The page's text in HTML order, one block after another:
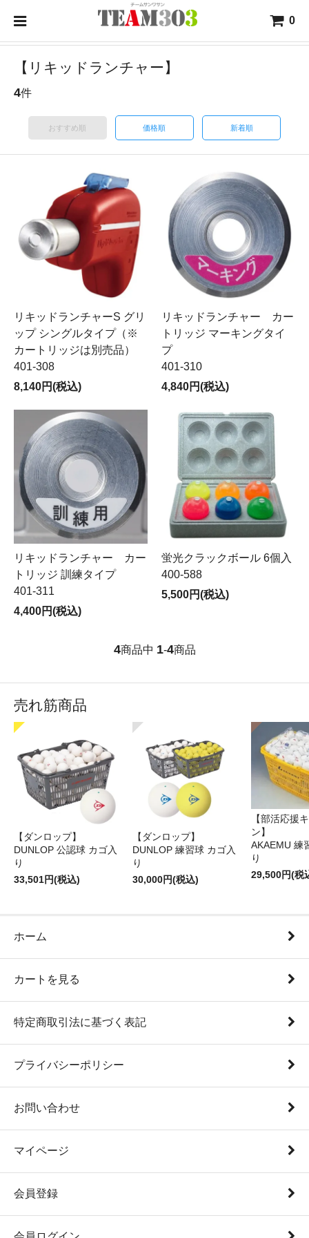
0
【リキッドランチャー】
4件
おすすめ順 価格順 新着順
リキッドランチャーS グリ
ップ シングルタイプ（※
カートリッジは別売品）
401-308
8,140円(税込)
リキッドランチャー カー
トリッジ マーキングタイ
プ
401-310
4,840円(税込)
リキッドランチャー カー
トリッジ 訓練タイプ
401-311
4,400円(税込)
蛍光クラックボール 6個入
400-588
5,500円(税込)
4商品中 1-4商品
売れ筋商品
【ダンロップ】
DUNLOP 公認球 カゴ入
り
33,501円(税込)
【ダンロップ】
DUNLOP 練習球 カゴ入
り
30,000円(税込)
【部活応援
ン】
AKAEMU 練
り
29,500円(税
ホーム
カートを見る
特定商取引法に基づく表記
プライバシーポリシー
お問い合わせ
マイページ
会員登録